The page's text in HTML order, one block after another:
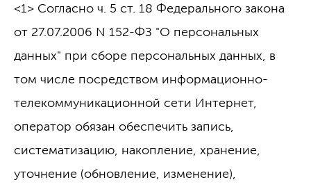
<1> Согласно ч. 5 ст. 18 Федерального закона
от 27.07.2006 N 152-ФЗ "О персональных
данных" при сборе персональных данных, в
том числе посредством информационно-
телекоммуникационной сети Интернет,
оператор обязан обеспечить запись,
систематизацию, накопление, хранение,
уточнение (обновление, изменение),